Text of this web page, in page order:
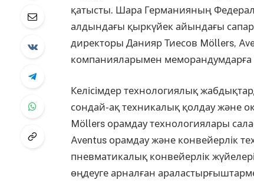
қатысты. Шара Германияның
алдындағы қыркүйек айындағы
директоры Данияр Тиесов Möllers,
компанияларымен меморандумдарға
Келісімдер технологиялық
сондай-ақ техникалық қолдау және
Möllers орамдау технологиялары
Aventus орамдау және конвейерлік
пневматикалық конвейерлік
өңдеуге арналған